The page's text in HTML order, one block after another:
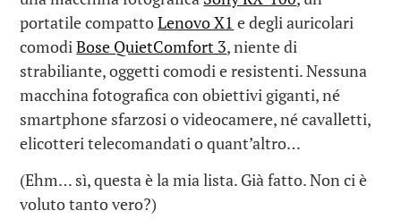
portatile compattoLenovo X1 e degli auricolari
comodiBose QuietComfort 3, niente di
strabiliante, oggetti comodi e resistenti. Nessuna
macchina fotografica con obiettivi giganti, né
smartphone sfarzosi o videocamere, né cavalletti,
elicotteri telecomandati o quant’altro…
(Ehm… sì, questa è la mia lista. Già fatto. Non ci è
voluto tanto vero?)